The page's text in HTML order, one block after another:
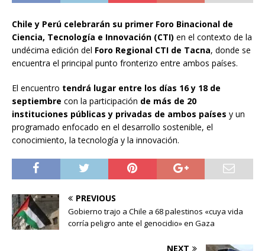
Chile y Perú celebrarán su primer Foro Binacional de
Ciencia, Tecnología e Innovación (CTI) en el contexto de la
undécima edición del Foro Regional CTI de Tacna, donde se
encuentra el principal punto fronterizo entre ambos países.
El encuentro tendrá lugar entre los días 16 y 18 de
septiembre con la participación de más de 20
instituciones públicas y privadas de ambos países y un
programado enfocado en el desarrollo sostenible, el
conocimiento, la tecnología y la innovación.
PREVIOUS
Gobierno trajo a Chile a 68 palestinos «cuya vida
corría peligro ante el genocidio» en Gaza
NEXT